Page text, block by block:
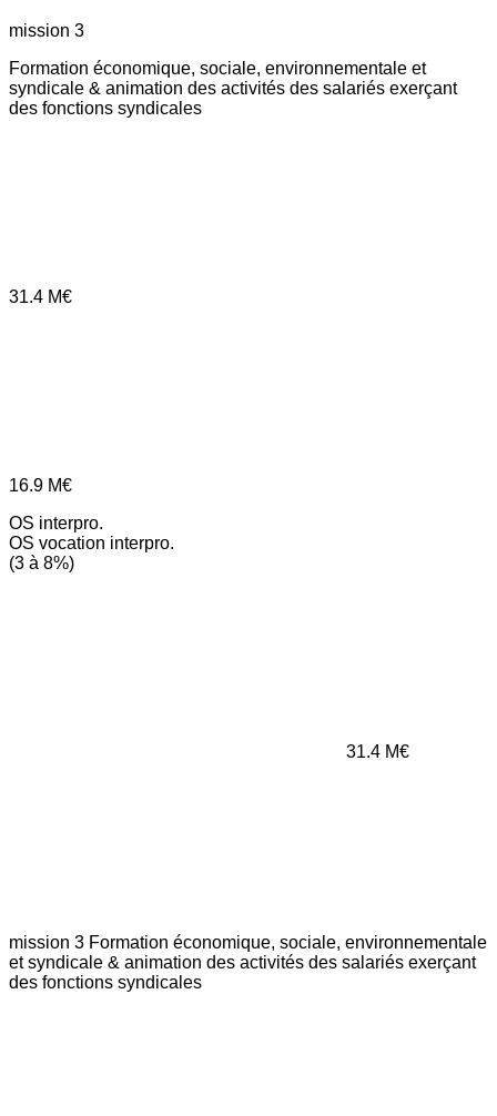
mission 3
Formation économique, sociale, environnementale et
syndicale & animation des activités des salariés exerçant
des fonctions syndicales
31.4 M€
16.9 M€
OS interpro.
OS vocation interpro.
(3 à 8%)
31.4 M€
mission 3 Formation économique, sociale, environnementale
et syndicale & animation des activités des salariés exerçant
des fonctions syndicales